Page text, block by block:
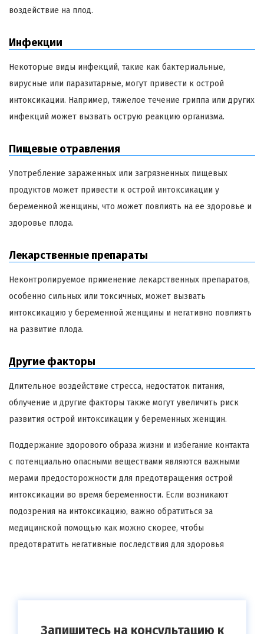
воздействие на плод.
Инфекции
Некоторые виды инфекций, такие как бактериальные,
вирусные или паразитарные, могут привести к острой
интоксикации. Например, тяжелое течение гриппа или других
инфекций может вызвать острую реакцию организма.
Пищевые отравления
Употребление зараженных или загрязненных пищевых
продуктов может привести к острой интоксикации у
беременной женщины, что может повлиять на ее здоровье и
здоровье плода.
Лекарственные препараты
Неконтролируемое применение лекарственных препаратов,
особенно сильных или токсичных, может вызвать
интоксикацию у беременной женщины и негативно повлиять
на развитие плода.
Другие факторы
Длительное воздействие стресса, недостаток питания,
облучение и другие факторы также могут увеличить риск
развития острой интоксикации у беременных женщин.
Поддержание здорового образа жизни и избегание контакта
с потенциально опасными веществами являются важными
мерами предосторожности для предотвращения острой
интоксикации во время беременности. Если возникают
подозрения на интоксикацию, важно обратиться за
медицинской помощью как можно скорее, чтобы
предотвратить негативные последствия для здоровья
Запишитесь на консультацию к